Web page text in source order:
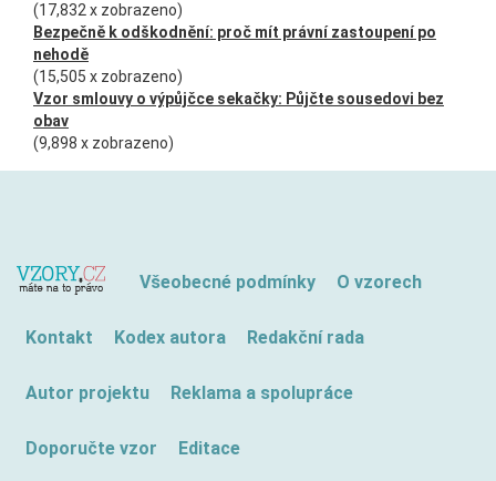
(17,832 x zobrazeno)
Bezpečně k odškodnění: proč mít právní zastoupení po
nehodě
(15,505 x zobrazeno)
Vzor smlouvy o výpůjčce sekačky: Půjčte sousedovi bez
obav
(9,898 x zobrazeno)
Všeobecné podmínky O vzorech
Kontakt Kodex autora Redakční rada
Autor projektu Reklama a spolupráce
Doporučte vzor Editace